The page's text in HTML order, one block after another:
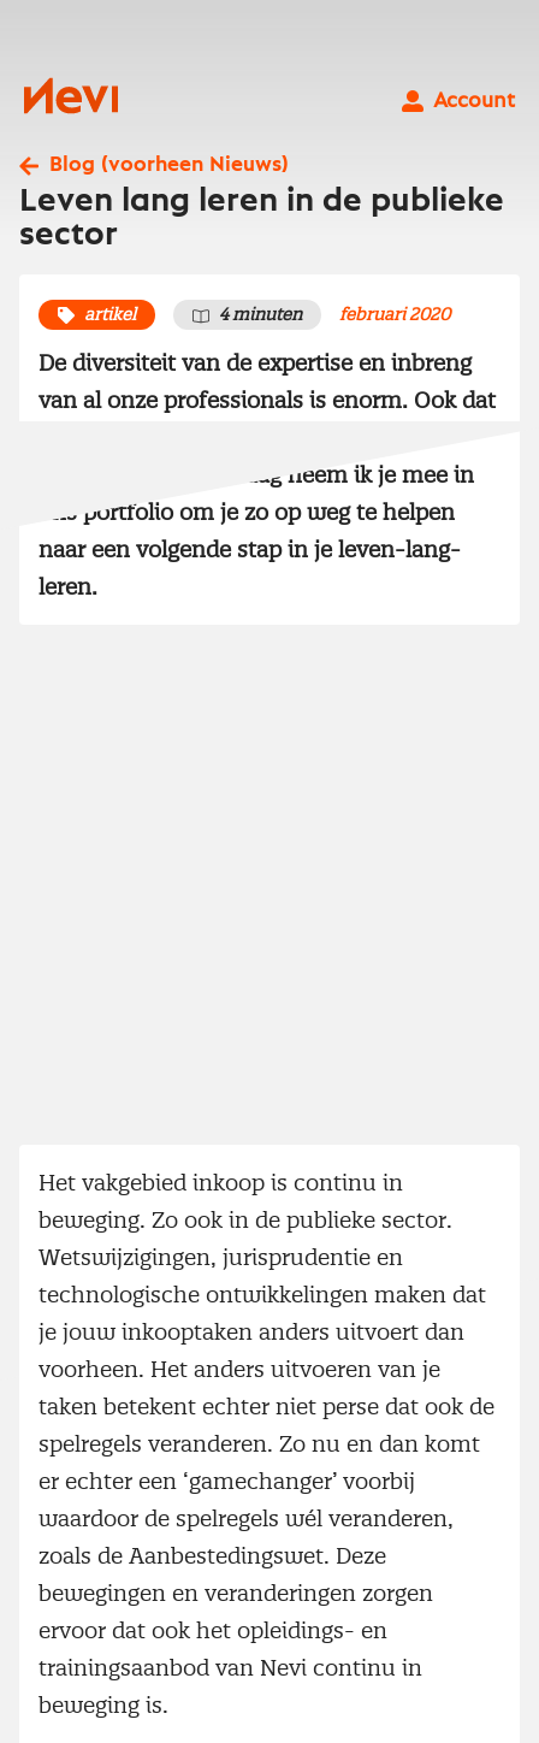
Nevi
Account
Blog (voorheen Nieuws)
Leven lang leren in de publieke
sector
artikel 4 minuten februari 2020
De diversiteit van de expertise en inbreng
van al onze professionals is enorm. Ook dat
trainingsaanbod. Graag neem ik je mee in
ons portfolio om je zo op weg te helpen
naar een volgende stap in je leven-lang-
leren.
Het vakgebied inkoop is continu in
beweging. Zo ook in de publieke sector.
Wetswijzigingen, jurisprudentie en
technologische ontwikkelingen maken dat
je jouw inkooptaken anders uitvoert dan
voorheen. Het anders uitvoeren van je
taken betekent echter niet perse dat ook de
spelregels veranderen. Zo nu en dan komt
er echter een ‘gamechanger’ voorbij
waardoor de spelregels wél veranderen,
zoals de Aanbestedingswet. Deze
bewegingen en veranderingen zorgen
ervoor dat ook het opleidings- en
trainingsaanbod van Nevi continu in
beweging is.